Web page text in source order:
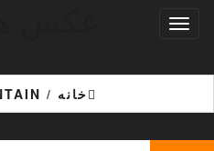
تغییر
خانه/